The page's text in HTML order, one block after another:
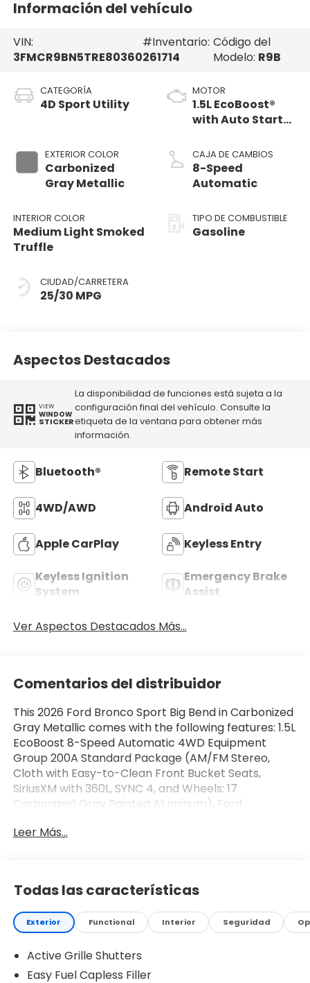
Información del vehículo
VIN:
3FMCR9BN5TRE80360
#Inventario:
261714
Código del
Modelo: R9B
CATEGORÍA
4D Sport Utility
EXTERIOR COLOR
Carbonized
Gray Metallic
INTERIOR COLOR
Medium Light Smoked
Truffle
CIUDAD/CARRETERA
25/30 MPG
MOTOR
1.5L EcoBoost®
with Auto Start-
CAJA DE CAMBIOS
8-Speed
Automatic
TIPO DE COMBUSTIBLE
Gasoline
Aspectos Destacados
VIEW
WINDOW
STICKER
La disponibilidad de funciones está sujeta a la
configuración final del vehículo. Consulte la
etiqueta de la ventana para obtener más
información.
Bluetooth® Remote Start
4WD/AWD Android Auto
Apple CarPlay Keyless Entry
Keyless Ignition
System
Emergency Brake
Assist
Ver Aspectos Destacados Más...
Comentarios del distribuidor
This 2026 Ford Bronco Sport Big Bend in Carbonized
Gray Metallic comes with the following features: 1.5L
EcoBoost 8-Speed Automatic 4WD Equipment
Group 200A Standard Package (AM/FM Stereo,
Cloth with Easy-to-Clean Front Bucket Seats,
SiriusXM with 360L, SYNC 4, and Wheels: 17
Carbonized Gray Painted Aluminum), Ford
access capable: 5G Modem - Ford Connectivity
SiriusXM with 360L, Apple CarPlay/Android Auto,
Auto High-beam Headlights, Automatic
temperature control, Brake assist, Compass, Delay-
off headlights, Driver door bin, Driver vanity mirror,
airbags, Electronic Stability Control, Emergency
communication system: SYNC 4 911 Assist, Exterior
Leer Más...
Todas las características
Exterior Functional Interior Seguridad
Active Grille Shutters
Easy Fuel Capless Filler